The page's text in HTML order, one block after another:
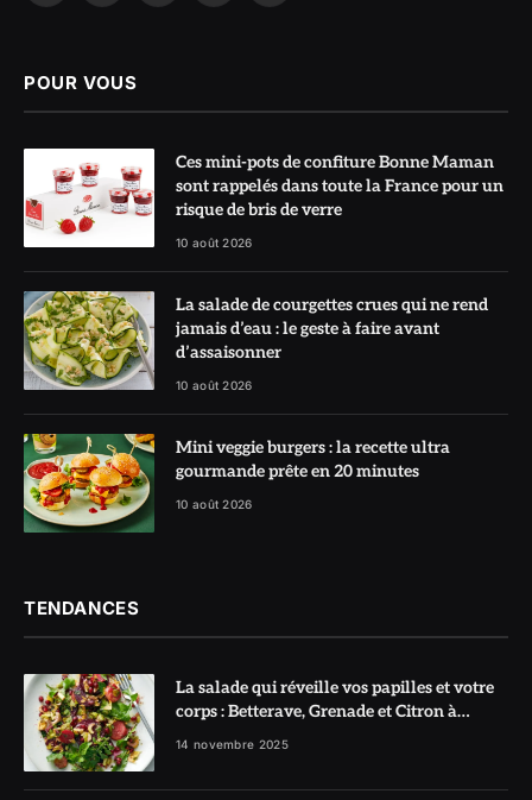
POUR VOUS
Ces mini-pots de confiture Bonne Maman
sont rappelés dans toute la France pour un
risque de bris de verre
10 août 2026
La salade de courgettes crues qui ne rend
jamais d’eau : le geste à faire avant
d’assaisonner
10 août 2026
Mini veggie burgers : la recette ultra
gourmande prête en 20 minutes
10 août 2026
TENDANCES
La salade qui réveille vos papilles et votre
corps : Betterave, Grenade et Citron à
l’honneur
14 novembre 2025